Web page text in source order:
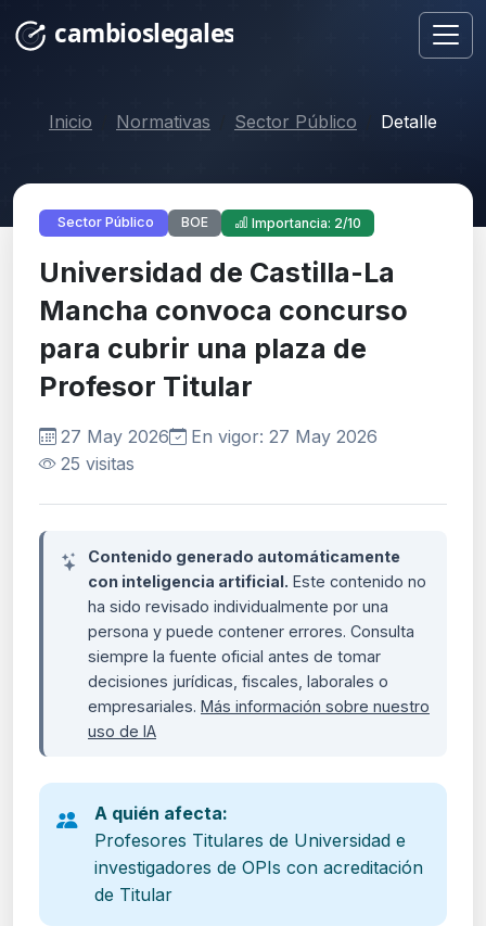
Inicio Normativas Sector Público Detalle
Sector Público BOE Importancia: 2/10
Universidad de Castilla-La
Mancha convoca concurso
para cubrir una plaza de
Profesor Titular
27 May 2026
En vigor: 27 May 2026
25 visitas
Contenido generado automáticamente
con inteligencia artificial. Este contenido no
ha sido revisado individualmente por una
persona y puede contener errores. Consulta
siempre la fuente oficial antes de tomar
decisiones jurídicas, fiscales, laborales o
empresariales. Más información sobre nuestro
uso de IA
A quién afecta:
Profesores Titulares de Universidad e
investigadores de OPIs con acreditación
de Titular